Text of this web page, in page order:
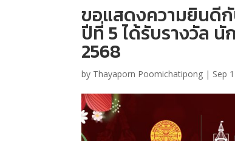
ขอแสดงความยินดี
ปีที่ 5 ได้รับรางวัล
2568
by Thayaporn Poomichatipong | Sep